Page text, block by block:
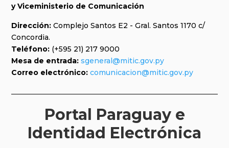
yViceministerio de Comunicación
Dirección: Complejo Santos E2 - Gral. Santos 1170 c/
Concordia.
Teléfono: (+595 21) 217 9000
Mesa de entrada: sgeneral@mitic.gov.py
Correo electrónico: comunicacion@mitic.gov.py
Portal Paraguay e
Identidad Electrónica